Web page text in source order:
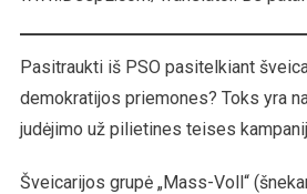
Pasitraukti iš PSO pasitelkiant
demokratijos priemones? Toks yra
judėjimo už pilietines teises
Šveicarijos grupė „Mass-Voll“